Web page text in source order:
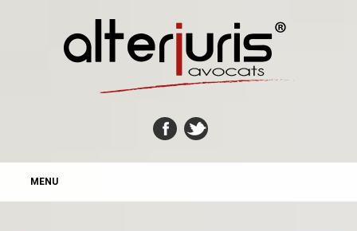
MAIN MENU
MENU